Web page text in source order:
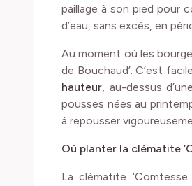
paillage à son pied pour
d’eau, sans excès, en
Au moment où les
de Bouchaud’. C’est
hauteur, au-dessus
pousses nées au
à repousser
Où planter la clématite
La clématite ‘Comtesse